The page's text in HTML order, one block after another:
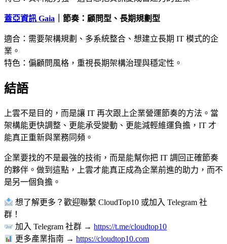
蓋亞資訊 Gaia ｜節奏：顧問型、長期規劃型
適合：需要架構規劃、多系統整合、想建立長期 IT 模式的企
業。
特色：偏顧問風格，重視長期架構治理與穩定性。
結語
上雲不是目的，而是讓 IT 再次跟上企業營運節奏的方法。當
架構能更快調整、更能承受變動、更能減輕維運負擔，IT 才
能真正重新與業務同頻。
企業要找的不是最強的技術，而是能幫你把 IT 調回正確節奏
的夥伴。做到這點，上雲才能真正成為企業前進的助力，而不
是另一個負擔。
想了解更多？歡迎聯繫 CloudTop10 或加入 Telegram 社
群！
加入 Telegram 社群 →https://t.me/cloudtop10
更多產業指南 →https://cloudtop10.com